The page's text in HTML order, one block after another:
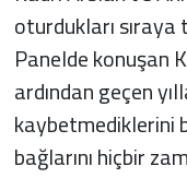
oturdukları
Panelde konuşan
ardından geçen
kaybetmediklerini
bağlarını hiçbir